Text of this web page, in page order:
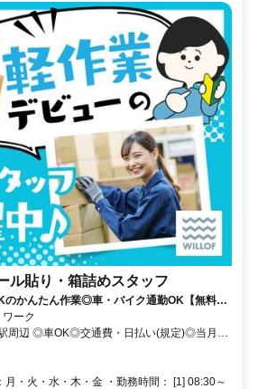
ル貼り・箱詰めスタッフ
かんたん作業◎車・バイク通勤OK【無料駐
ーク
周辺 ◎車OK◎交通費・日払い(規定)◎当月
月・火・水・木・金 ・勤務時間： [1] 08:30～